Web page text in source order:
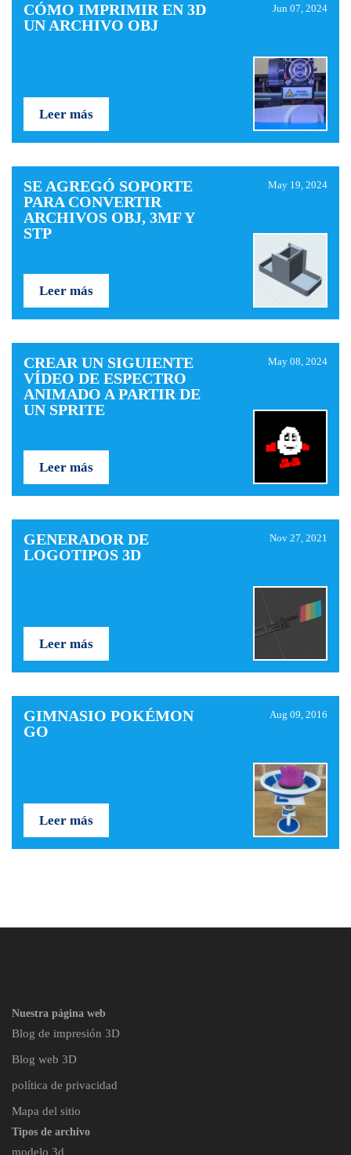
CÓMO IMPRIMIR EN 3D
UN ARCHIVO OBJ
Jun 07, 2024
Leer más
SE AGREGÓ SOPORTE
PARA CONVERTIR
ARCHIVOS OBJ, 3MF Y
STP
May 19, 2024
Leer más
CREAR UN SIGUIENTE
VÍDEO DE ESPECTRO
ANIMADO A PARTIR DE
UN SPRITE
May 08, 2024
Leer más
GENERADOR DE
LOGOTIPOS 3D
Nov 27, 2021
Leer más
GIMNASIO POKÉMON
GO
Aug 09, 2016
Leer más
Nuestra página web
Blog de impresión 3D
Blog web 3D
política de privacidad
Mapa del sitio
Tipos de archivo
modelo 3d